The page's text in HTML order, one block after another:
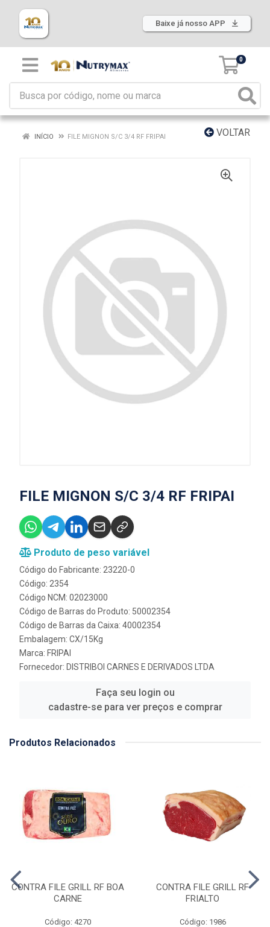
Baixe já nosso APP
0
VOLTAR
INÍCIO FILE MIGNON S/C 3/4 RF FRIPAI
FILE MIGNON S/C 3/4 RF FRIPAI
Produto de peso variável
Código do Fabricante: 23220-0
Código: 2354
Código NCM: 02023000
Código de Barras do Produto: 50002354
Código de Barras da Caixa: 40002354
Embalagem: CX/15Kg
Marca: FRIPAI
Fornecedor: DISTRIBOI CARNES E DERIVADOS LTDA
Faça seu login ou
cadastre-se para ver preços e comprar
Produtos Relacionados
CONTRA FILE GRILL RF BOA
CARNE
Código: 4270
CONTRA FILE GRILL RF
FRIALTO
Código: 1986